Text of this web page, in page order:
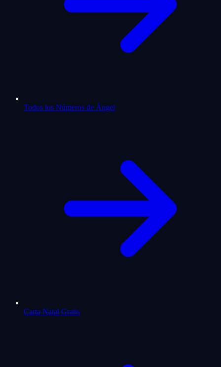
Todos los Números de Ángel
Carta Natal Gratis